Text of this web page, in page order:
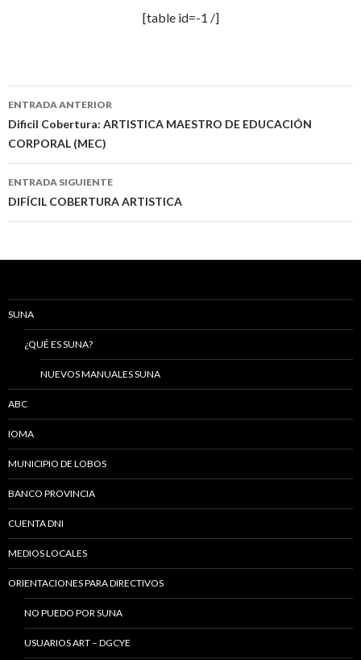
[table id=-1 /]
Navegación
de
entradas
ENTRADA ANTERIOR
Dificil Cobertura: ARTISTICA MAESTRO DE EDUCACIÓN
CORPORAL (MEC)
ENTRADA SIGUIENTE
DIFÍCIL COBERTURA ARTISTICA
SUNA
¿QUÉ ES SUNA?
NUEVOS MANUALES SUNA
ABC
IOMA
MUNICIPIO DE LOBOS
BANCO PROVINCIA
CUENTA DNI
MEDIOS LOCALES
ORIENTACIONES PARA DIRECTIVOS
NO PUEDO POR SUNA
USUARIOS ART – DGCYE